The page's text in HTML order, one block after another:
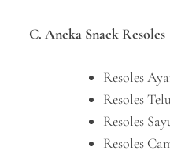
C. Aneka Snack Resoles
Resoles
Resoles
Resoles
Resoles